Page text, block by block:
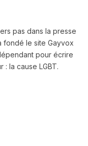
pas dans la presse
fondé le site Gayvox
pour écrire
la cause LGBT.